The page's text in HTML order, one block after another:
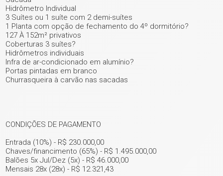
+ 7
Hidrômetro Individual
3 Suítes ou 1 suíte com 2 demi-suítes
1 Planta com opção de fechamento do 4º dormitório?
127 À 152m² privativos
Coberturas 3 suítes?
Hidrômetros individuais
Infra de ar-condicionado em alumínio?
Portas pintadas em branco
Churrasqueira à carvão nas sacadas
CONDIÇÕES DE PAGAMENTO
Entrada (10%) - R$ 230.000,00
Chaves/financimento (65%) - R$ 1.495.000,00
Balões 5x Jul/Dez (5x) - R$ 46.000,00
Mensais 28x (28x) - R$ 12.321,43